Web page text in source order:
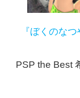
『ぼくのな
PSP the Best